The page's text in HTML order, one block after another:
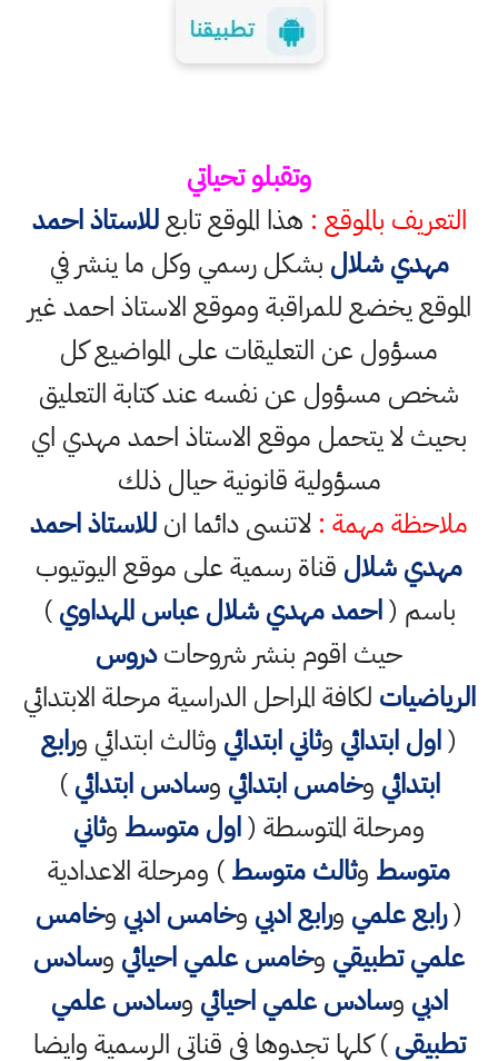
وتقبلو تحياتي
التعريف بالموقع : هذا الموقع تابعللاستاذ احمد
مهدي شلال بشكل رسمي وكل ما ينشر في
الموقع يخضع للمراقبة وموقع الاستاذ احمد غير
مسؤول عن التعليقات على المواضيع كل
شخص مسؤول عن نفسه عند كتابة التعليق
بحيث لا يتحمل موقع الاستاذ احمد مهدي اي
مسؤولية قانونية حيال ذلك
ملاحظة مهمة : لاتنسى دائما انللاستاذ احمد
مهدي شلال قناة رسمية على موقع اليوتيوب
باسم (احمد مهدي شلال عباس المهداوي)
حيث اقوم بنشر شروحاتدروس
الرياضيات لكافة المراحل الدراسية مرحلة الابتدائي
(اول ابتدائي وثاني ابتدائي وثالث ابتدائي ورابع
ابتدائي وخامس ابتدائي وسادس ابتدائي)
ومرحلة المتوسطة (اول متوسط وثاني
متوسط وثالث متوسط) ومرحلة الاعدادية
(رابع علمي ورابع ادبي وخامس ادبي وخامس
علمي تطبيقي وخامس علمي احيائي وسادس
ادبي وسادس علمي احيائي وسادس علمي
تطبيقي) كلها تجدوها في قناتي الرسمية وايضا